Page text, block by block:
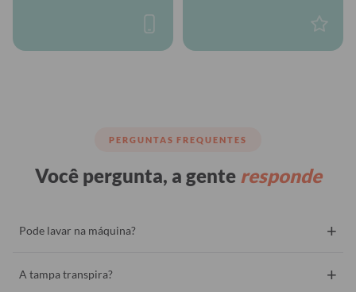
PERGUNTAS FREQUENTES
Você pergunta, a gente responde
Pode lavar na máquina? +
A tampa transpira? +